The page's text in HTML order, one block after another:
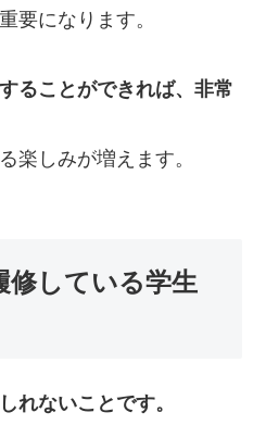
要になります。
ることができれば、非常
楽しみが増えます。
修している学生
れないことです。